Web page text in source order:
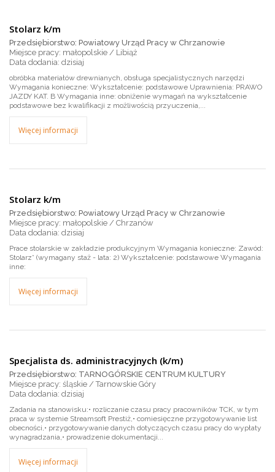
Stolarz k/m
Przedsiębiorstwo: Powiatowy Urząd Pracy w Chrzanowie
Miejsce pracy: małopolskie / Libiąż
dzisiaj
obróbka materiałów drewnianych, obsługa specjalistycznych narzędzi
Wymagania konieczne: Wykształcenie: podstawowe Uprawnienia: PRAWO
JAZDY KAT. B Wymagania inne: obniżenie wymagań na wykształcenie
podstawowe bez kwalifikacji z możliwością przyuczenia,...
Więcej informacji
Stolarz k/m
Przedsiębiorstwo: Powiatowy Urząd Pracy w Chrzanowie
Miejsce pracy: małopolskie / Chrzanów
dzisiaj
Prace stolarskie w zakładzie produkcyjnym Wymagania konieczne: Zawód:
Stolarz* (wymagany staż - lata: 2) Wykształcenie: podstawowe Wymagania
inne:
Więcej informacji
Specjalista ds. administracyjnych (k/m)
Przedsiębiorstwo: TARNOGÓRSKIE CENTRUM KULTURY
Miejsce pracy: śląskie / Tarnowskie Góry
dzisiaj
Zadania na stanowisku:• rozliczanie czasu pracy pracowników TCK, w tym
praca w systemie Streamsoft Prestiż,• comiesięczne przygotowywanie list
obecności,• przygotowywanie danych dotyczących czasu pracy do wypłaty
wynagradzania,• prowadzenie dokumentacji...
Więcej informacji